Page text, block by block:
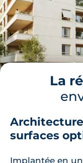
La
surfaces
Implantée en